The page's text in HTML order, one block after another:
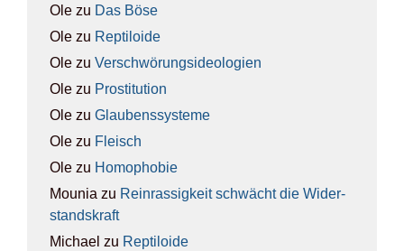
Ole zu Das Böse
Ole zu Rep­ti­lo­ide
Ole zu Ver­schwö­rungs­ideo­lo­gien
Ole zu Pro­sti­tu­ti­on
Ole zu Glau­bens­sys­te­me
Ole zu Fleisch
Ole zu Homo­pho­bie
Mounia zu Rein­ras­sig­keit schwächt die Wider­
stands­kraft
Michael zu Rep­ti­lo­ide